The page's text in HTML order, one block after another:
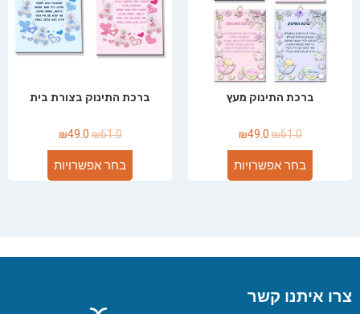
ברכת התינוק מעץ
₪61.0
₪49.0
בחר אפשרויות
ברכת התינוק בצורת בית
₪61.0
₪49.0
בחר אפשרויות
צרו איתנו קשר